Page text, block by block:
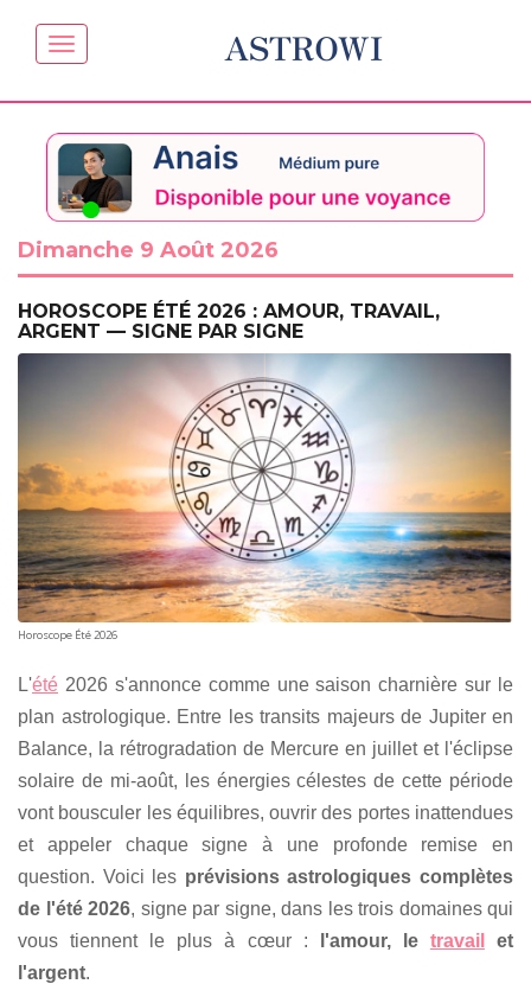
ASTROWI
Dimanche 9 Août 2026
HOROSCOPE ÉTÉ 2026 : AMOUR, TRAVAIL,
ARGENT — SIGNE PAR SIGNE
Horoscope Été 2026
L'été 2026 s'annonce comme une saison charnière sur le
plan astrologique. Entre les transits majeurs de Jupiter en
Balance, la rétrogradation de Mercure en juillet et l'éclipse
solaire de mi-août, les énergies célestes de cette période
vont bousculer les équilibres, ouvrir des portes inattendues
et appeler chaque signe à une profonde remise en
question. Voici les prévisions astrologiques complètes
de l'été 2026, signe par signe, dans les trois domaines qui
vous tiennent le plus à cœur :
l'amour, le travail
et
l'argent.